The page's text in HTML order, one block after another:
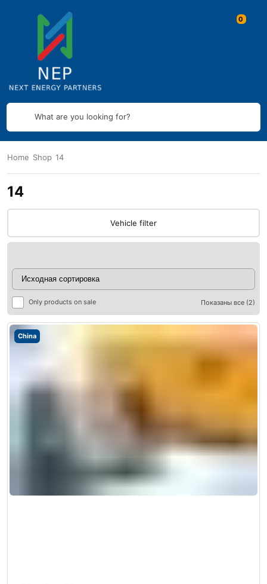
What are you looking for?
Home Shop 14
14
Vehicle filter
Only products on sale Показаны все (2)
China